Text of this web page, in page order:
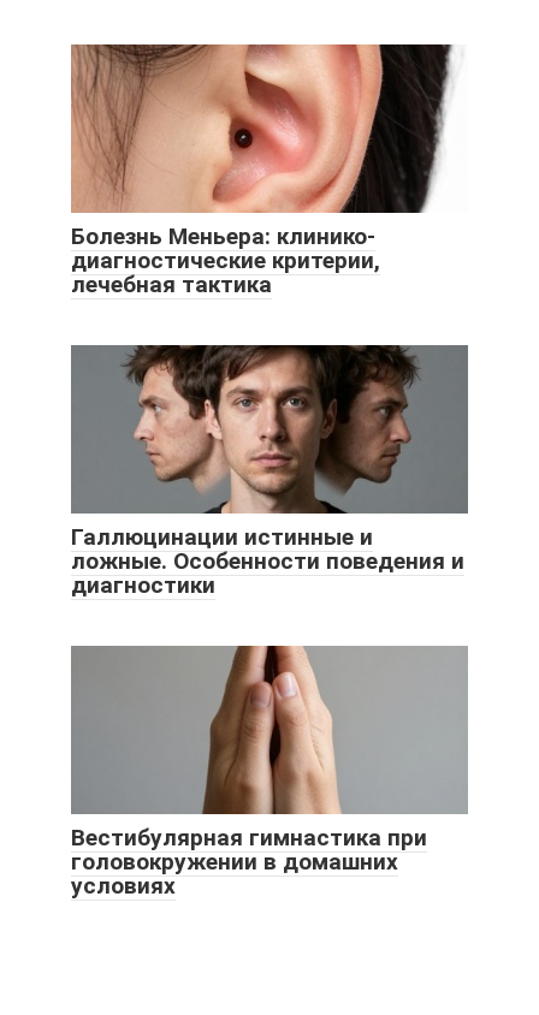
Болезнь Меньера: клинико-
диагностические критерии,
лечебная тактика
Галлюцинации истинные и
ложные. Особенности поведения и
диагностики
Вестибулярная гимнастика при
головокружении в домашних
условиях